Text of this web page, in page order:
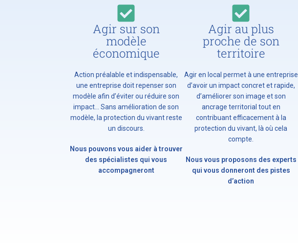
Agir sur son
modèle
économique
Action préalable et indispensable,
une entreprise doit repenser son
modèle afin d’éviter ou réduire son
impact… Sans amélioration de son
modèle, la protection du vivant reste
un discours.
Nous pouvons vous aider à trouver
des spécialistes qui vous
accompagneront
Agir au plus
proche de son
territoire
Agir en local permet à une entreprise
d’avoir un impact concret et rapide,
d’améliorer son image et son
ancrage territorial tout en
contribuant efficacement à la
protection du vivant, là où cela
compte.
Nous vous proposons des experts
qui vous donneront des pistes
d’action